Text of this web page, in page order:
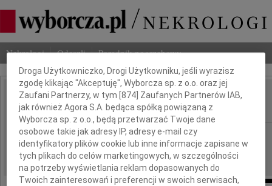
Nekrologi Odeszli Poradnik pogrzebowy
IMIĘ I NAZWISKO: Katarzyna Tarasiuk
REGION: Białystok
DATA EMISJI: 19.10.2010
Dbamy o Twoją prywatność
Droga Użytkowniczko, Drogi Użytkowniku, jeśli wyrazisz
zgodę klikając "Akceptuję", Wyborcza sp. z o.o. oraz jej
Zaufani Partnerzy, w tym [874 ] Zaufanych Partnerów IAB,
jak również Agora S.A. będąca spółką powiązaną z
Wyborcza sp. z o.o., będą przetwarzać Twoje dane
osobowe takie jak adresy IP, adresy e-mail czy
identyfikatory plików cookie lub inne informacje zapisane w
tych plikach do celów marketingowych, w szczególności
na potrzeby wyświetlania reklam dopasowanych do
Twoich zainteresowań i preferencji w swoich serwisach,